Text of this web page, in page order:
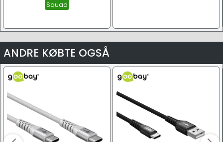
Squad
ANDRE KØBTE OGSÅ